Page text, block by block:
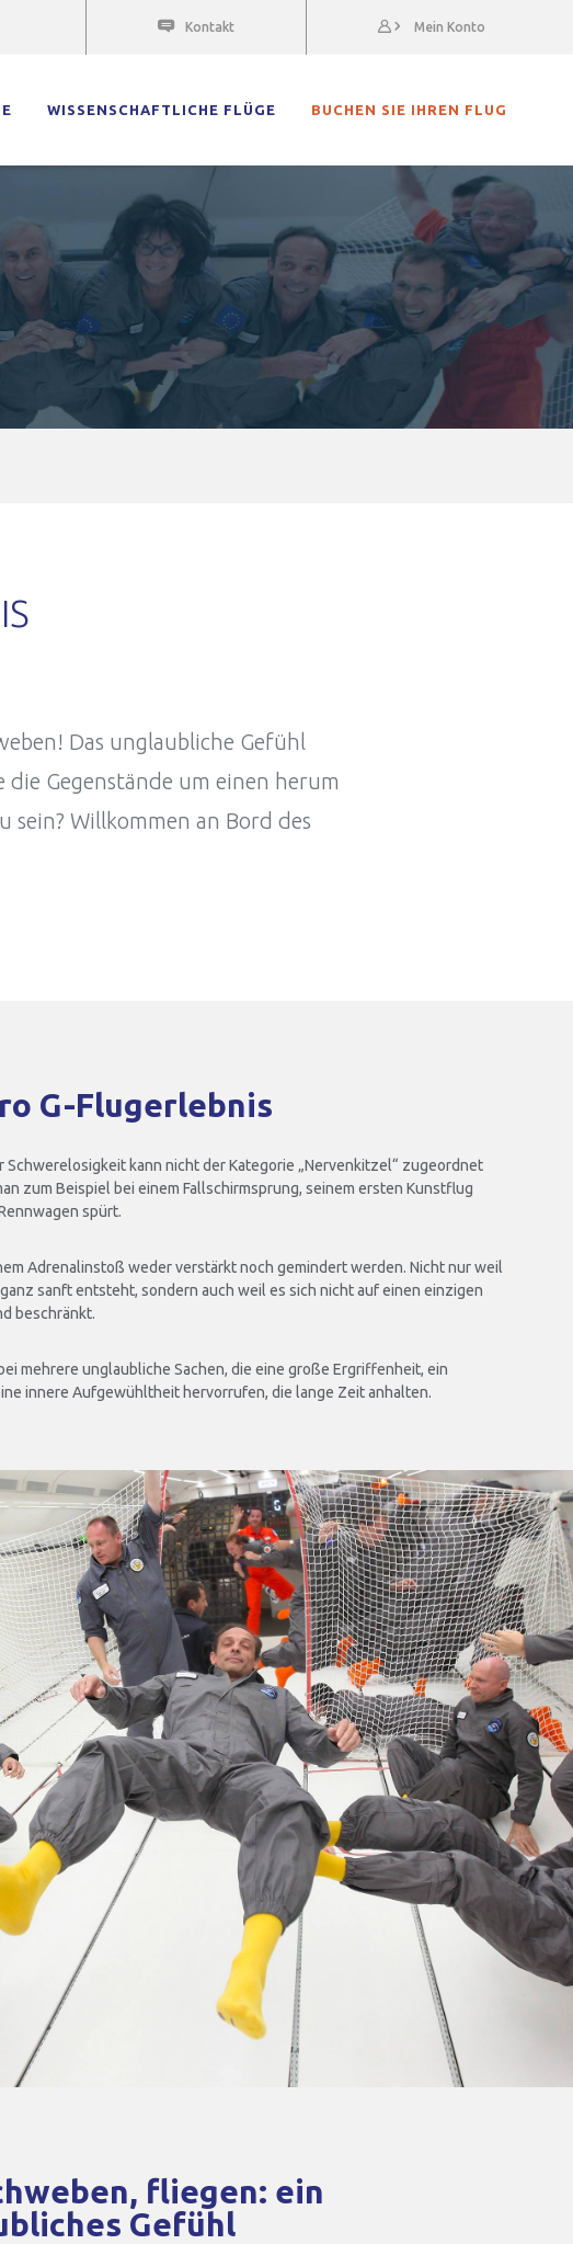
Kontakt Mein Konto
WISSENSCHAFTLICHE FLÜGE BUCHEN SIE IHREN FLUG
Das unglaubliche Gefühl
Gegenstände um einen herum
sein? Willkommen an Bord des
G-Flugerlebnis
Schwerelosigkeit kann nicht der Kategorie „Nervenkitzel“ zugeordnet
zum Beispiel bei einem Fallschirmsprung, seinem ersten Kunstflug
spürt.
Adrenalinstoß weder verstärkt noch gemindert werden. Nicht nur weil
sanft entsteht, sondern auch weil es sich nicht auf einen einzigen
beschränkt.
mehrere unglaubliche Sachen, die eine große Ergriffenheit, ein
innere Aufgewühltheit hervorrufen, die lange Zeit anhalten.
fliegen: ein
Gefühl